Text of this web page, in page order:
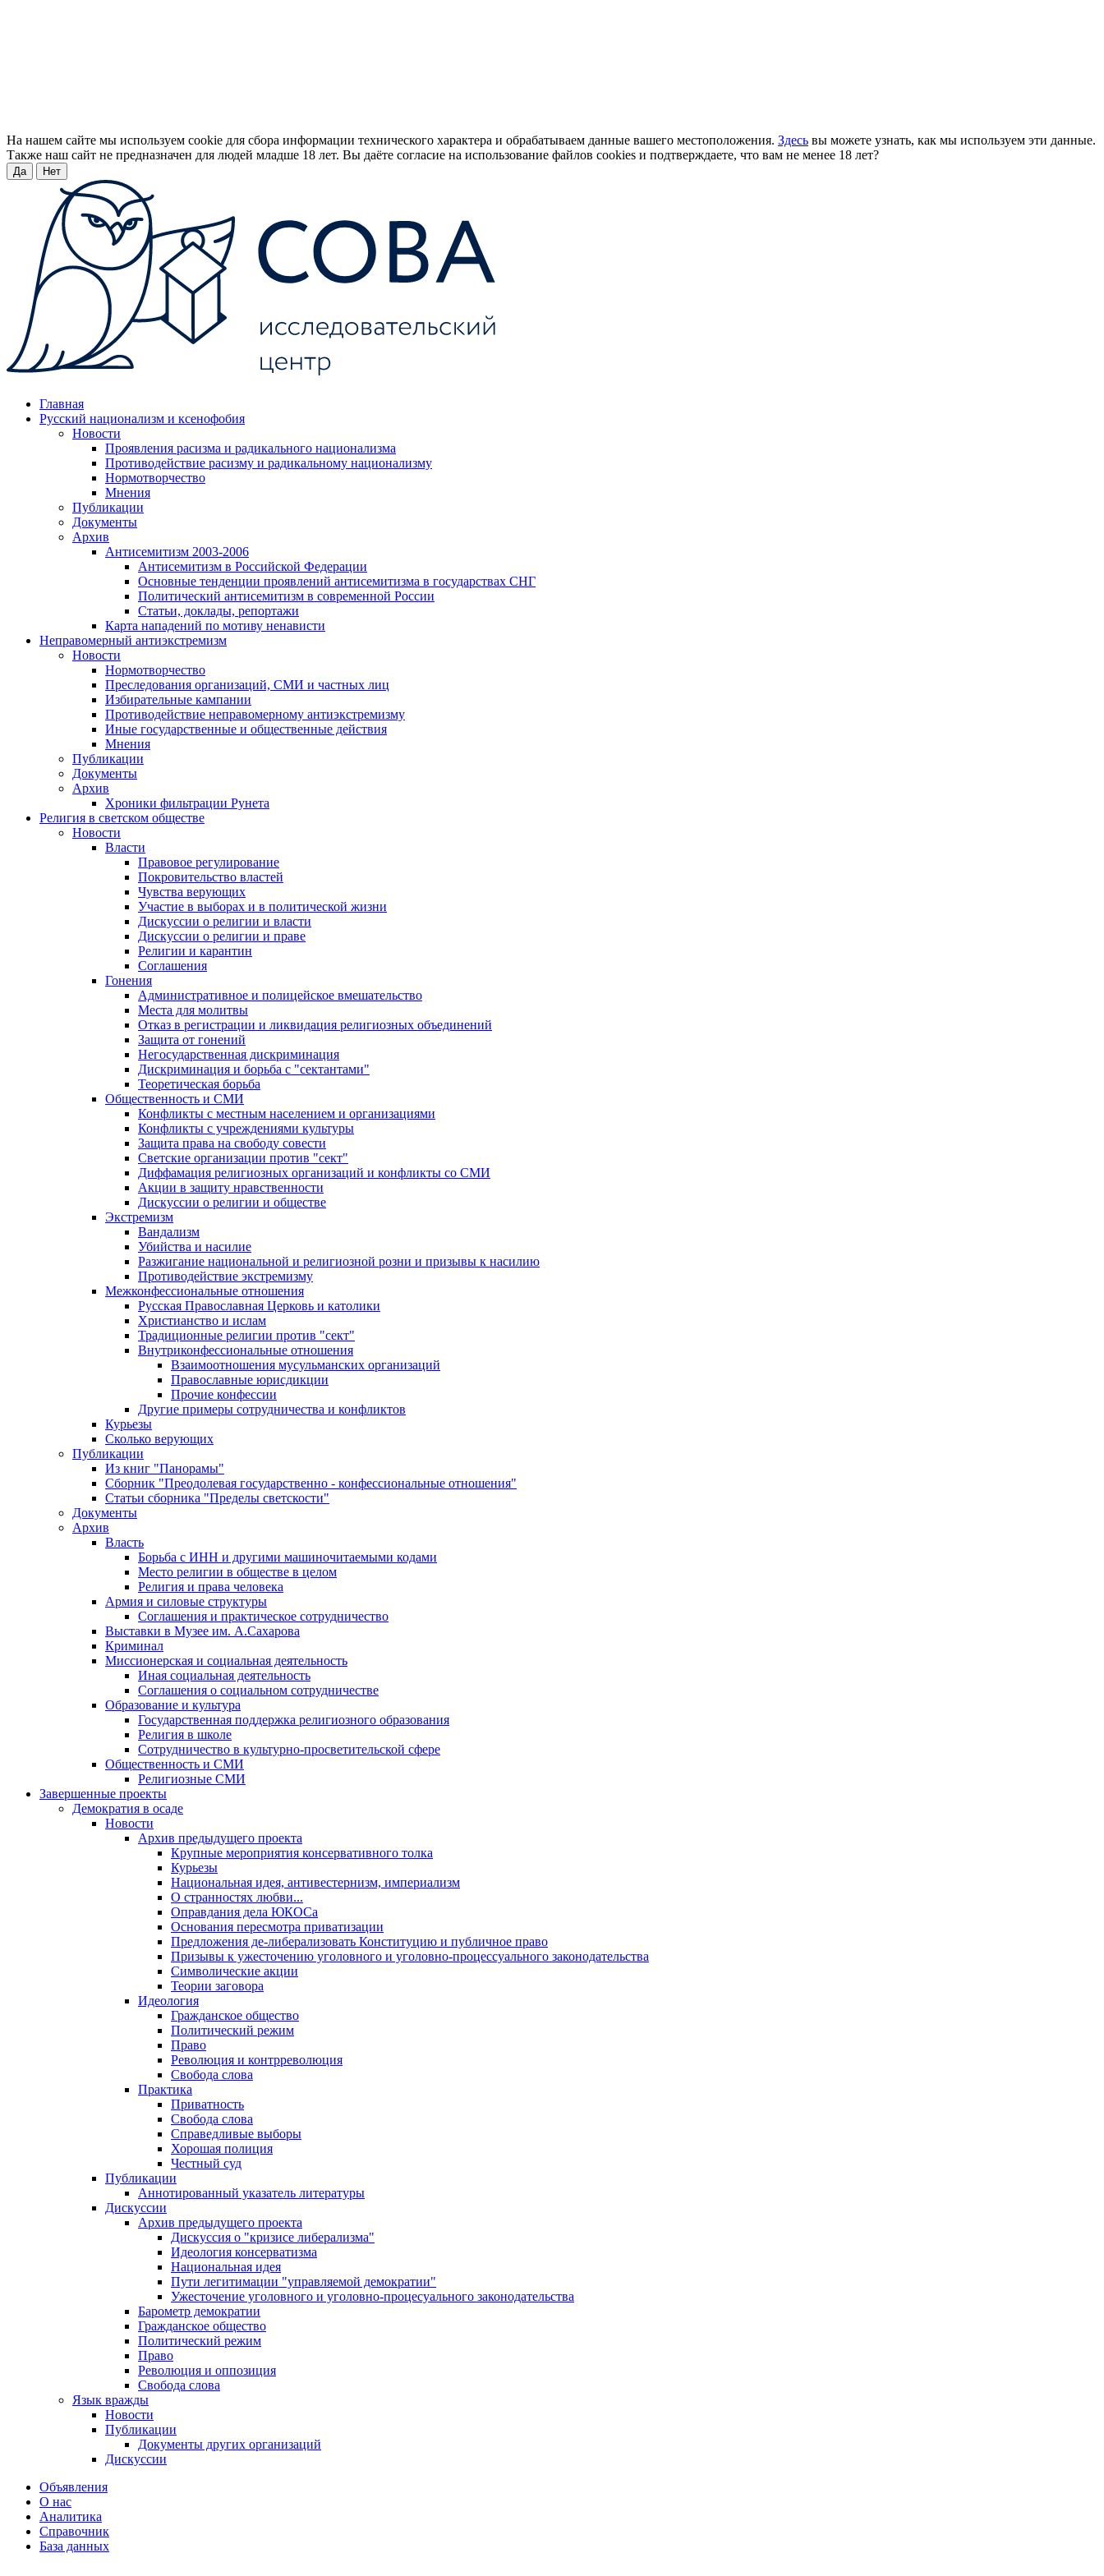
На нашем сайте мы используем cookie для сбора информации технического характера и обрабатываем данные вашего местоположения. Здесь вы можете узнать, как мы используем эти данные.
Также наш сайт не предназначен для людей младше 18 лет. Вы даёте согласие на использование файлов cookies и подтверждаете, что вам не менее 18 лет?
Да Нет
Главная
Русский национализм и ксенофобия
Новости
Проявления расизма и радикального национализма
Противодействие расизму и радикальному национализму
Нормотворчество
Мнения
Публикации
Документы
Архив
Антисемитизм 2003-2006
Антисемитизм в Российской Федерации
Основные тенденции проявлений антисемитизма в государствах СНГ
Политический антисемитизм в современной России
Статьи, доклады, репортажи
Карта нападений по мотиву ненависти
Неправомерный антиэкстремизм
Новости
Нормотворчество
Преследования организаций, СМИ и частных лиц
Избирательные кампании
Противодействие неправомерному антиэкстремизму
Иные государственные и общественные действия
Мнения
Публикации
Документы
Архив
Хроники фильтрации Рунета
Религия в светском обществе
Новости
Власти
Правовое регулирование
Покровительство властей
Чувства верующих
Участие в выборах и в политической жизни
Дискуссии о религии и власти
Дискуссии о религии и праве
Религии и карантин
Соглашения
Гонения
Административное и полицейское вмешательство
Места для молитвы
Отказ в регистрации и ликвидация религиозных объединений
Защита от гонений
Негосударственная дискриминация
Дискриминация и борьба с "сектантами"
Теоретическая борьба
Общественность и СМИ
Конфликты с местным населением и организациями
Конфликты с учреждениями культуры
Защита права на свободу совести
Светские организации против "сект"
Диффамация религиозных организаций и конфликты со СМИ
Акции в защиту нравственности
Дискуссии о религии и обществе
Экстремизм
Вандализм
Убийства и насилие
Разжигание национальной и религиозной розни и призывы к насилию
Противодействие экстремизму
Межконфессиональные отношения
Русская Православная Церковь и католики
Христианство и ислам
Традиционные религии против "сект"
Внутриконфессиональные отношения
Взаимоотношения мусульманских организаций
Православные юрисдикции
Прочие конфессии
Другие примеры сотрудничества и конфликтов
Курьезы
Сколько верующих
Публикации
Из книг "Панорамы"
Сборник "Преодолевая государственно - конфессиональные отношения"
Статьи сборника "Пределы светскости"
Документы
Архив
Власть
Борьба с ИНН и другими машиночитаемыми кодами
Место религии в обществе в целом
Религия и права человека
Армия и силовые структуры
Соглашения и практическое сотрудничество
Выставки в Музее им. А.Сахарова
Криминал
Миссионерская и социальная деятельность
Иная социальная деятельность
Соглашения о социальном сотрудничестве
Образование и культура
Государственная поддержка религиозного образования
Религия в школе
Сотрудничество в культурно-просветительской сфере
Общественность и СМИ
Религиозные СМИ
Завершенные проекты
Демократия в осаде
Новости
Архив предыдущего проекта
Крупные мероприятия консервативного толка
Курьезы
Национальная идея, антивестернизм, империализм
О странностях любви...
Оправдания дела ЮКОСа
Основания пересмотра приватизации
Предложения де-либерализовать Конституцию и публичное право
Призывы к ужесточению уголовного и уголовно-процессуального законодательства
Символические акции
Теории заговора
Идеология
Гражданское общество
Политический режим
Право
Революция и контрреволюция
Свобода слова
Практика
Приватность
Свобода слова
Справедливые выборы
Хорошая полиция
Честный суд
Публикации
Аннотированный указатель литературы
Дискуссии
Архив предыдущего проекта
Дискуссия о "кризисе либерализма"
Идеология консерватизма
Национальная идея
Пути легитимации "управляемой демократии"
Ужесточение уголовного и уголовно-процесуального законодательства
Барометр демократии
Гражданское общество
Политический режим
Право
Революция и оппозиция
Свобода слова
Язык вражды
Новости
Публикации
Документы других организаций
Дискуссии
Объявления
О нас
Аналитика
Справочник
База данных